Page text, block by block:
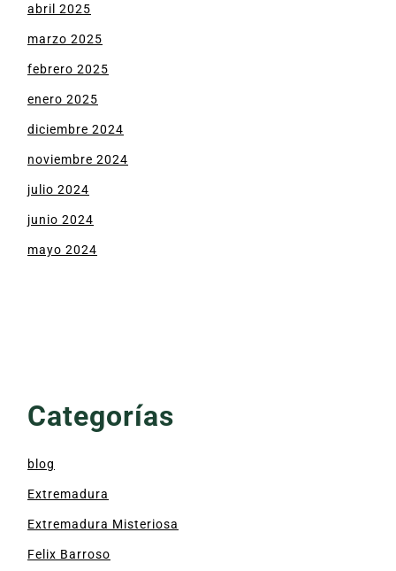
abril 2025
marzo 2025
febrero 2025
enero 2025
diciembre 2024
noviembre 2024
julio 2024
junio 2024
mayo 2024
Categorías
blog
Extremadura
Extremadura Misteriosa
Felix Barroso